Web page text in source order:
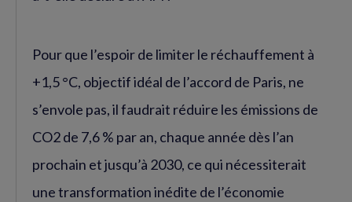
Pour que l’espoir de limiter le réchauffement à
+1,5 °C, objectif idéal de l’accord de Paris, ne
s’envole pas, il faudrait réduire les émissions de
CO2 de 7,6 % par an, chaque année dès l’an
prochain et jusqu’à 2030, ce qui nécessiterait
une transformation inédite de l’économie